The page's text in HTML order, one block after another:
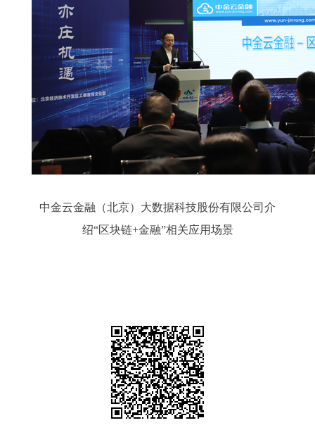
中金云金融（北京）大数据科技股份有限公司介
绍“区块链+金融”相关应用场景